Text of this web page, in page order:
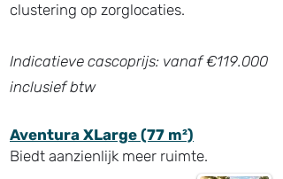
clustering op zorglocaties.
Indicatieve cascoprijs: vanaf €119.000
inclusief btw
Aventura XLarge (77 m²)
Biedt aanzienlijk meer ruimte.